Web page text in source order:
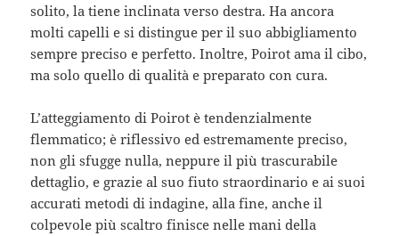
solito, la tiene inclinata verso destra. Ha ancora
molti capelli e si distingue per il suo abbigliamento
sempre preciso e perfetto. Inoltre, Poirot ama il cibo,
ma solo quello di qualità e preparato con cura.
L’atteggiamento di Poirot è tendenzialmente
flemmatico; è riflessivo ed estremamente preciso,
non gli sfugge nulla, neppure il più trascurabile
dettaglio, e grazie al suo fiuto straordinario e ai suoi
accurati metodi di indagine, alla fine, anche il
colpevole più scaltro finisce nelle mani della